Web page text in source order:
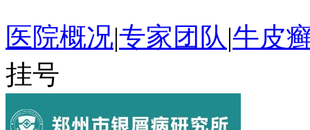
医院概况|专家团队 |牛皮
挂号